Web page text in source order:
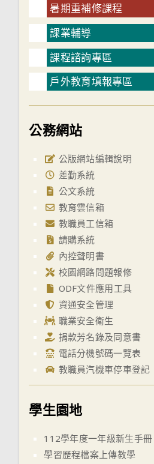
暑期重補修課程
課業輔導
課程諮詢專區
戶外教育填報專區
公務網站
公版網站編輯說明
差勤系統
公文系統
教育雲信箱
教職員工信箱
請購系統
內控聲明書
校園網路問題報修
ODF文件應用工具
資通安全管理
職業安全衛生
捐款芳名錄及同意書
電話分機號碼一覽表
教職員汽機車停車登記
學生園地
112學年度一年級新生手冊
學習歷程檔案上傳教學